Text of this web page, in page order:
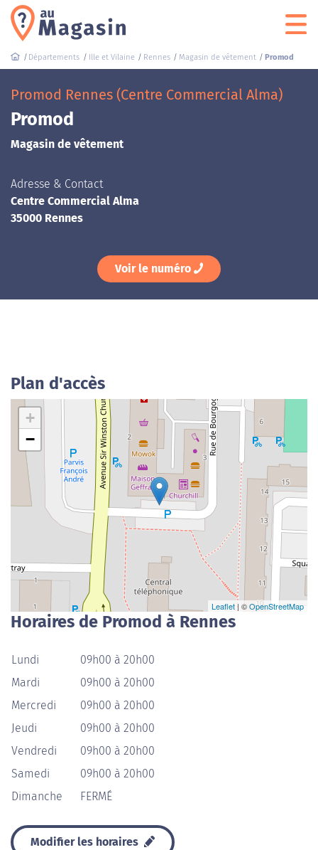
Départements Ille et Vilaine Rennes Magasin de vêtement Promod
Promod Rennes (Centre Commercial Alma)
Promod
Magasin de vêtement
Adresse & Contact
Centre Commercial Alma
35000 Rennes
Voir le numéro
Plan d'accès
+
−
Leaflet| ©OpenStreetMap
Horaires de Promod à Rennes
Lundi
09h00 à 20h00
Mardi
09h00 à 20h00
Mercredi
09h00 à 20h00
Jeudi
09h00 à 20h00
Vendredi
09h00 à 20h00
Samedi
09h00 à 20h00
Dimanche
FERMÉ
Modifier les horaires